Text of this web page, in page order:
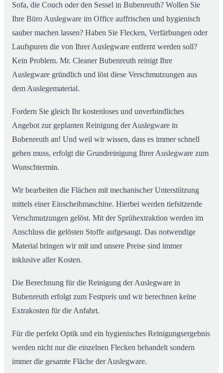
Sofa, die Couch oder den Sessel in Bubenreuth? Wollen Sie
Ihre Büro Auslegware im Office auffrischen und hygienisch
sauber machen lassen? Haben Sie Flecken, Verfärbungen oder
Laufspuren die von Ihrer Auslegware entfernt werden soll?
Kein Problem. Mr. Cleaner Bubenreuth reinigt Ihre
Auslegware gründlich und löst diese Verschmutzungen aus
dem Auslegematerial.
Fordern Sie gleich Ihr kostenloses und unverbindliches
Angebot zur geplanten Reinigung der Auslegware in
Bubenreuth an! Und weil wir wissen, dass es immer schnell
gehen muss, erfolgt die Grundreinigung Ihrer Auslegware zum
Wunschtermin.
Wir bearbeiten die Flächen mit mechanischer Unterstützung
mittels einer Einscheibmaschine. Hierbei werden tiefsitzende
Verschmutzungen gelöst. Mit der Sprühextraktion werden im
Anschluss die gelösten Stoffe aufgesaugt. Das notwendige
Material bringen wir mit und unsere Preise sind immer
inklusive aller Kosten.
Die Berechnung für die Reinigung der Auslegware in
Bubenreuth erfolgt zum Festpreis und wir berechnen keine
Extrakosten für die Anfahrt.
Für die perfekt Optik und ein hygienisches Reinigungsergebnis
werden nicht nur die einzelnen Flecken behandelt sondern
immer die gesamte Fläche der Auslegware.